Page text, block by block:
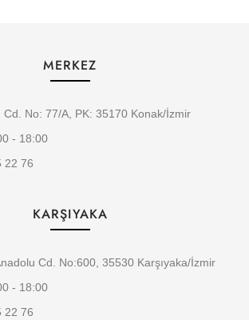
MERKEZ
Cd. No: 77/A, PK: 35170 Konak/İzmir
- 18:00
22 76
KARŞIYAKA
Cd. No:600, 35530 Karşıyaka/İzmir
- 18:00
22 76